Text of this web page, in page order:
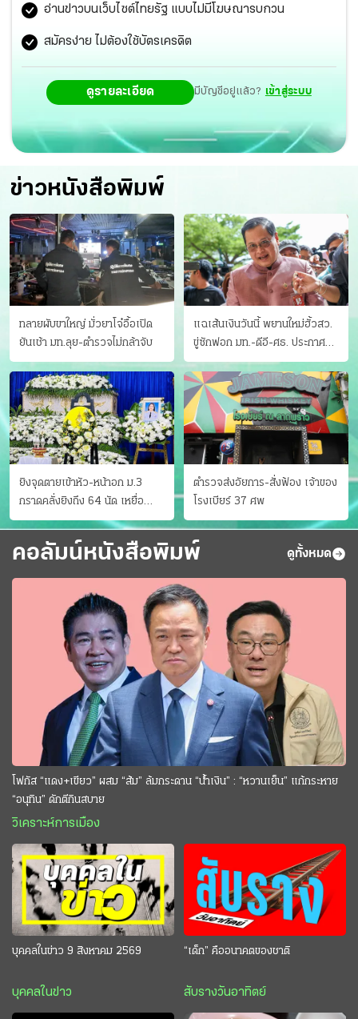
อ่านข่าวบนเว็บไซต์ไทยรัฐ แบบไม่มีโฆษณารบกวน
สมัครง่าย ไม่ต้องใช้บัตรเครดิต
ดูรายละเอียด มีบัญชีอยู่แล้ว? เข้าสู่ระบบ
ข่าวหนังสือพิมพ์
ทลายผับขาใหญ่ มั่วยาโจ๋อื้อเปิด
ยันเช้า มท.ลุย-ตำรวจไม่กล้าจับ
แฉเส้นเงินวันนี้ พยานใหม่ฮั้วสว.
ขู่ซักฟอก มท.-ดีอี-ศธ. ประกาศ
บัญชีท้องถิ่น
ยิงจุดตายเข้าหัว-หน้าอก ม.3
กราดคลั่งยิงถึง 64 นัด เหยื่อ
ด.ญ.12 สิ้นใจเป็นศพ 9
ตำรวจส่งอัยการ-สั่งฟ้อง เจ้าของ
โรงเบียร์ 37 ศพ
คอลัมน์หนังสือพิมพ์ ดูทั้งหมด
โฟกัส “แดง+เขียว” ผสม “ส้ม” ล้มกระดาน “นํ้าเงิน” : “หวานเย็น” แก้กระหาย
“อนุทิน” ดักตีกินสบาย
วิเคราะห์การเมือง
บุคคลในข่าว 9 สิงหาคม 2569
บุคคลในข่าว
“เด็ก” คืออนาคตของชาติ
สับรางวันอาทิตย์